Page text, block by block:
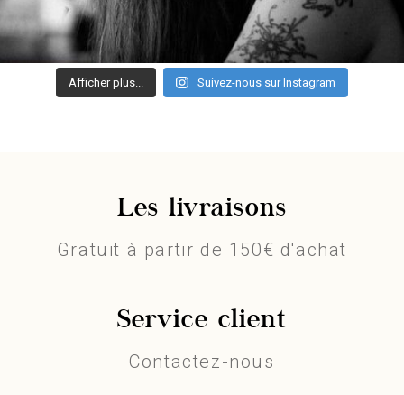
Afficher plus... Suivez-nous sur Instagram
Les livraisons
Gratuit à partir de 150€ d'achat
Service client
Contactez-nous